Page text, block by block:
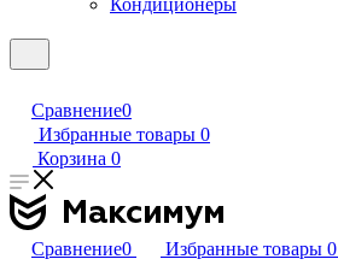
Кондиционеры
Сравнение0
Избранные товары 0
Корзина 0
Сравнение0 Избранные товары 0